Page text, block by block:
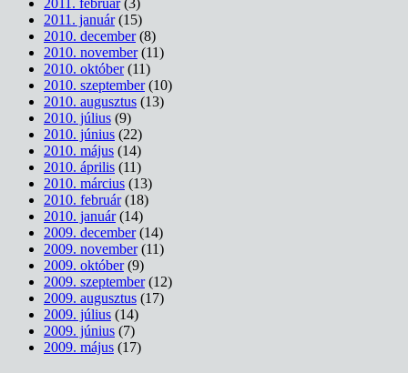
2011. február(3)
2011. január(15)
2010. december(8)
2010. november(11)
2010. október(11)
2010. szeptember(10)
2010. augusztus (13)
2010. július (9)
2010. június (22)
2010. május (14)
2010. április (11)
2010. március (13)
2010. február(18)
2010. január(14)
2009. december(14)
2009. november(11)
2009. október(9)
2009. szeptember(12)
2009. augusztus (17)
2009. július (14)
2009. június (7)
2009. május (17)